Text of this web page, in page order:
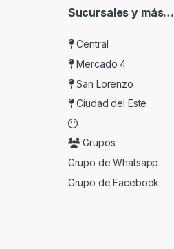
Sucursales y más…
Central
Mercado 4
San Lorenzo
Ciudad del Este
Grupos
Grupo de Whatsapp
Grupo de Facebook